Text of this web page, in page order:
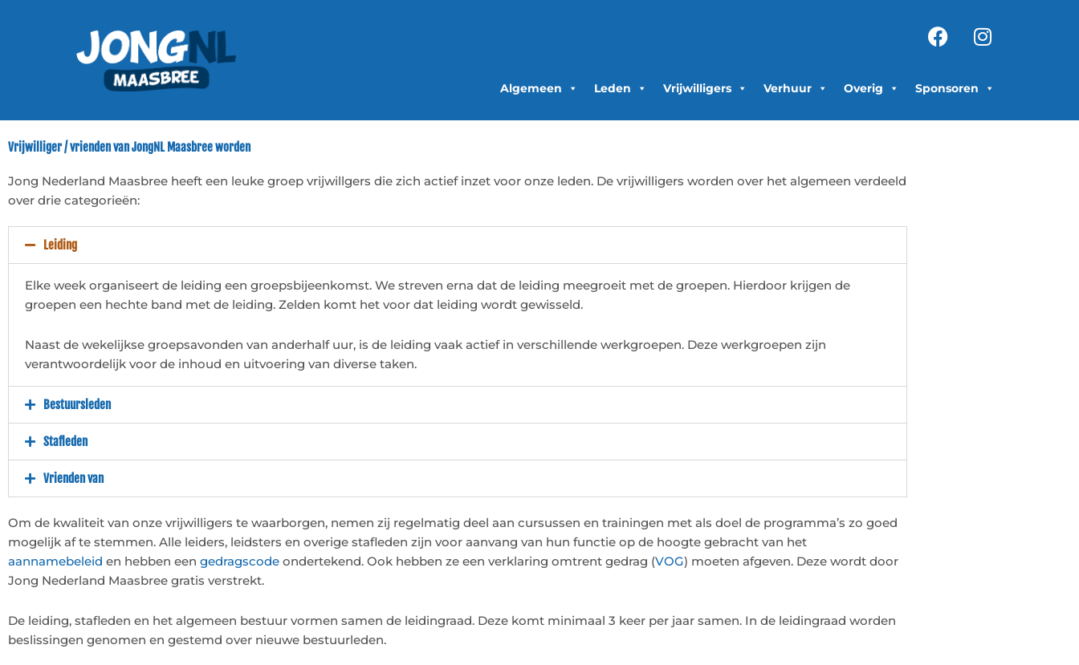
Facebook
Algemeen Leden Vrijwilligers Verhuur Overig Sponsoren
Vrijwilliger / vrienden van JongNL Maasbree worden
Jong Nederland Maasbree heeft een leuke groep vrijwillgers die zich actief inzet voor onze leden. De vrijwilligers worden over het algemeen verdeeld
over drie categorieën:
Leiding
Elke week organiseert de leiding een groepsbijeenkomst. We streven erna dat de leiding meegroeit met de groepen. Hierdoor krijgen de
groepen een hechte band met de leiding. Zelden komt het voor dat leiding wordt gewisseld.
Naast de wekelijkse groepsavonden van anderhalf uur, is de leiding vaak actief in verschillende werkgroepen. Deze werkgroepen zijn
verantwoordelijk voor de inhoud en uitvoering van diverse taken.
Bestuursleden
Stafleden
Vrienden van
Om de kwaliteit van onze vrijwilligers te waarborgen, nemen zij regelmatig deel aan cursussen en trainingen met als doel de programma’s zo goed
mogelijk af te stemmen. Alle leiders, leidsters en overige stafleden zijn voor aanvang van hun functie op de hoogte gebracht van het
aannamebeleid en hebben een gedragscode ondertekend. Ook hebben ze een verklaring omtrent gedrag (VOG) moeten afgeven. Deze wordt door
Jong Nederland Maasbree gratis verstrekt.
De leiding, stafleden en het algemeen bestuur vormen samen de leidingraad. Deze komt minimaal 3 keer per jaar samen. In de leidingraad worden
beslissingen genomen en gestemd over nieuwe bestuurleden.